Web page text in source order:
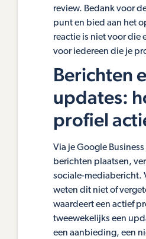
review. Bedank voor
punt en bied aan het
reactie is niet voor die
voor iedereen die je
Berichten
updates:
profiel
Via je Google
berichten plaatsen,
sociale-mediabericht.
weten dit niet of
waardeert een actief
tweewekelijks een
een aanbieding, een